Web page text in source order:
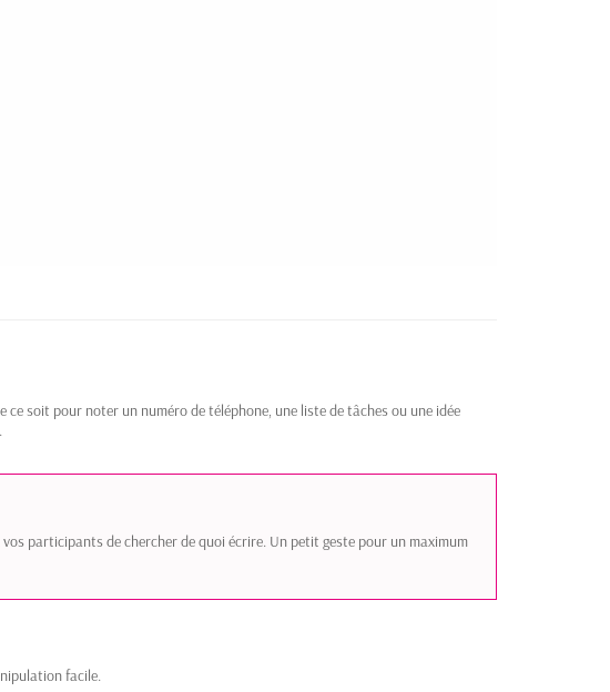
soit pour noter un numéro de téléphone, une liste de tâches ou une idée
participants de chercher de quoi écrire. Un petit geste pour un maximum
facile.